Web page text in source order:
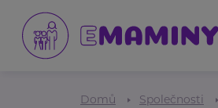
Domů Společnosti